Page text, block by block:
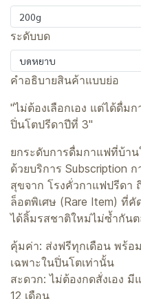
200g
ระดับบด
บดหยาบ
คำอธิบายสินค้าแบบย่อ
"ไม่ต้องเลือกเอง แต่ได้ดื่ม
ปิ่นโตปรีดาปีที่ 3"
ยกระดับการดื่มกาแฟที่บ้าน
ด้วยบริการ Subscription
สุขจาก โรงคั่วกาแฟปรีด
ล็อตพิเศษ (Rare Item) ที่
ได้ลิ้มรสชาติใหม่ไม่ซ้ำกัน
คุ้มค่า: ส่งฟรีทุกเดือน พร้อ
เฉพาะในปิ่นโตเท่านั้น
สะดวก: ไม่ต้องกดสั่งเอง
12 เดือน